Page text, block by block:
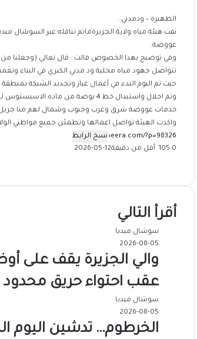
الظهيرة – ودمدني :
نفت هيئة مياه ولاية الجزيرةماتم تناقله عبر
عووضة.
وفي توضيح بهذا الخصوص قالت : قال تعالي (وجعلنا
تتواصل جهود مياه محلية ود مدني الكبري في البناء
حيث تم اليوم البدء في أعمال غيار وتجديد الشبكة
وتم احلال واستبدال خط 4 بوصة من
خدمات عووضة شرق وغرب وجنوب وشمال لهم منا جزيل
واكدت الهيئة تواصل اعمالها وتطمئن جميع مواطني
نسخ الرابط
2026-05-12
0
أقل من دقيقة
البريد
أقرأ التالي
سوشال ميديا
2026-08-05
والي الجزيرة يقف على
عقب احتواء حريق
سوشال ميديا
2026-08-05
الخرطوم… تدشين